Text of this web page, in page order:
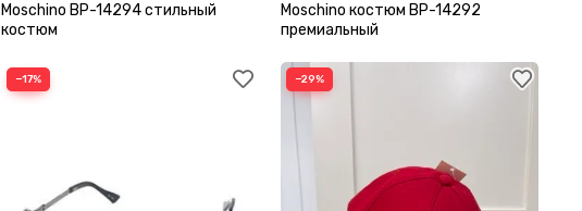
Moschino BP-14294 стильный
костюм
Moschino костюм BP-14292
премиальный
−17% −29%